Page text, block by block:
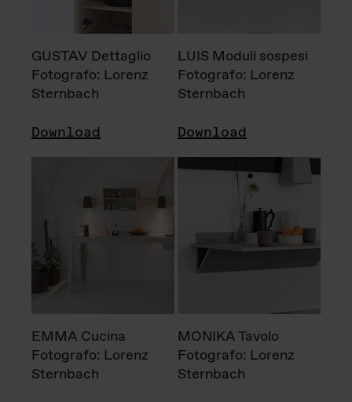
GUSTAV Dettaglio
Fotografo: Lorenz
Sternbach
Download
LUIS Moduli sospesi
Fotografo: Lorenz
Sternbach
Download
EMMA Cucina
Fotografo: Lorenz
Sternbach
MONIKA Tavolo
Fotografo: Lorenz
Sternbach